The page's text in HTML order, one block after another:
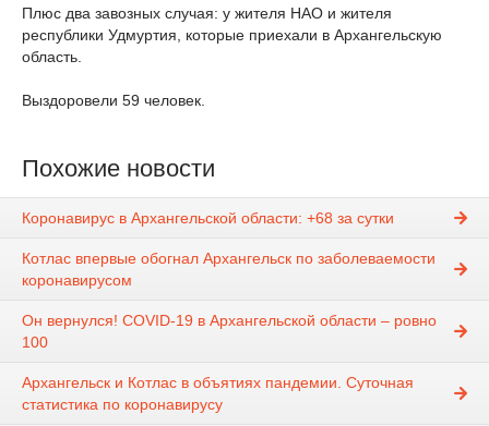
Плюс два завозных случая: у жителя НАО и жителя
республики Удмуртия, которые приехали в Архангельскую
область.
Выздоровели 59 человек.
Похожие новости
Коронавирус в Архангельской области: +68 за сутки
Котлас впервые обогнал Архангельск по заболеваемости
коронавирусом
Он вернулся! COVID-19 в Архангельской области – ровно
100
Архангельск и Котлас в объятиях пандемии. Суточная
статистика по коронавирусу